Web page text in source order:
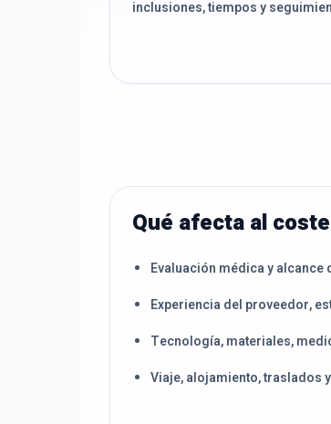
inclusiones, tiempos y
Qué afecta al
Evaluación médica y alcance
Experiencia del proveedor,
Tecnología, materiales,
Viaje, alojamiento, traslados